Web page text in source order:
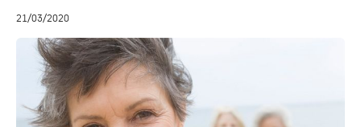
21/03/2020